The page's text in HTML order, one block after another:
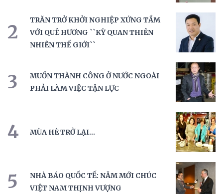
2
TRĂN TRỞ KHỞI NGHIỆP XỨNG TẦM
VỚI QUÊ HƯƠNG ``KỲ QUAN THIÊN
NHIÊN THẾ GIỚI``
3
MUỐN THÀNH CÔNG Ở NƯỚC NGOÀI
PHẢI LÀM VIỆC TẬN LỰC
4 MÙA HÈ TRỞ LẠI...
5
NHÀ BÁO QUỐC TẾ: NĂM MỚI CHÚC
VIỆT NAM THỊNH VƯỢNG